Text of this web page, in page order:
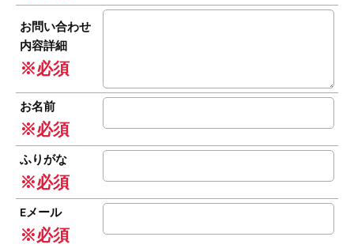
お問い合わせ
内容詳細
※必須
お名前
※必須
ふりがな
※必須
Eメール
※必須